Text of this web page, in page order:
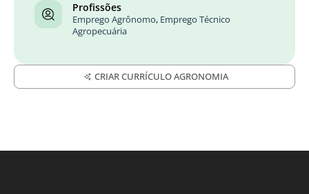
Profissões
Emprego Agrônomo, Emprego Técnico
Agropecuária
CRIAR CURRÍCULO AGRONOMIA